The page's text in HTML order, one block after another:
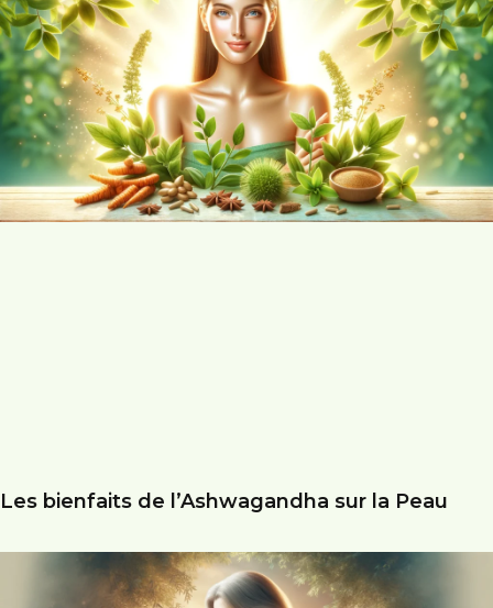
Les bienfaits de l’Ashwagandha sur la Peau